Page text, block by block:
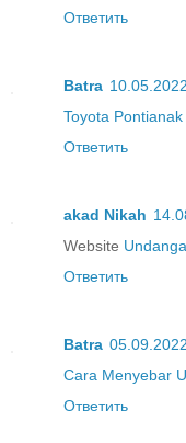
Ответить
Batra
Toyota Pontianak
Ответить
akad Nikah
Website
Ответить
Batra
Cara Menyebar
Ответить